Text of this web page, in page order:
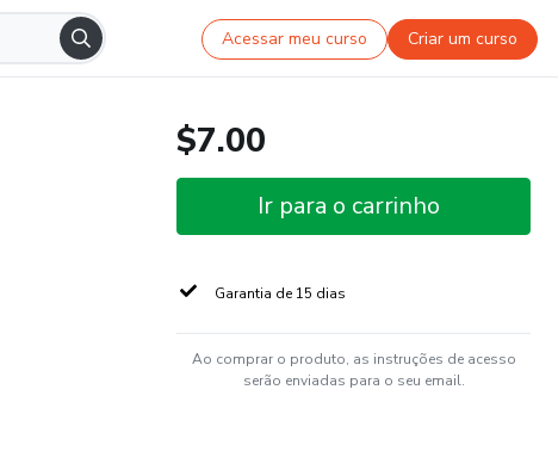
Acessar meu curso Criar um curso
$7.00
Ir para o carrinho
Garantia de 15 dias
Ao comprar o produto, as instruções de acesso
serão enviadas para o seu email.